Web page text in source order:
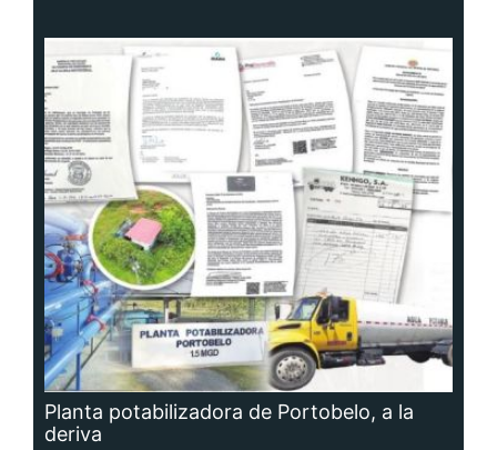
Planta potabilizadora de Portobelo, a la
deriva